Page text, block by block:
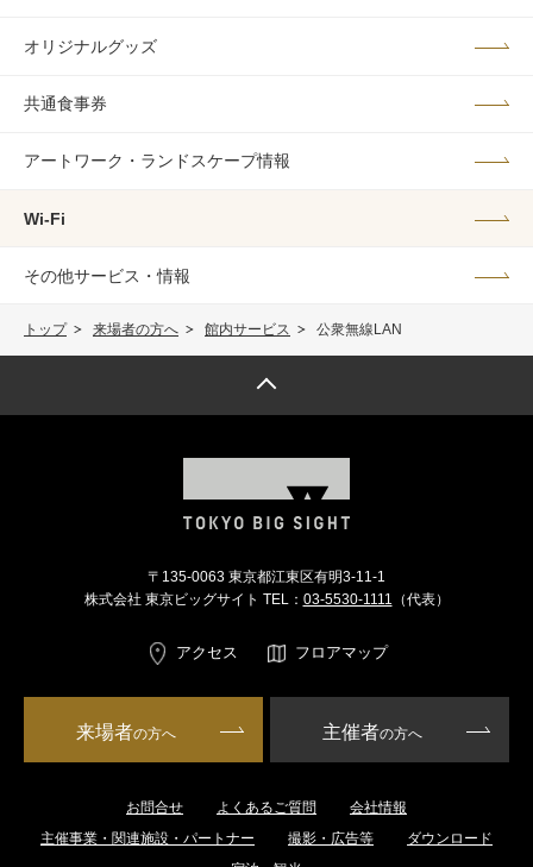
オリジナルグッズ
共通食事券
アートワーク・ランドスケープ情報
Wi-Fi
その他サービス・情報
トップ 来場者の方へ 館内サービス 公衆無線LAN
〒135-0063 東京都江東区有明3-11-1
株式会社 東京ビッグサイト TEL： 03-5530-1111 （代表）
アクセス フロアマップ
来場者の方へ 主催者の方へ
お問合せ よくあるご質問
会社情報
主催事業・関連施設・パートナー
撮影・広告等
ダウンロード